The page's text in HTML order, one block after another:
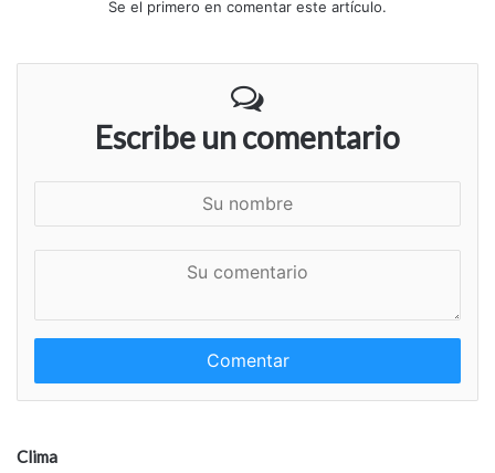
Se el primero en comentar este artículo.
Escribe un comentario
e
n
a
Clima